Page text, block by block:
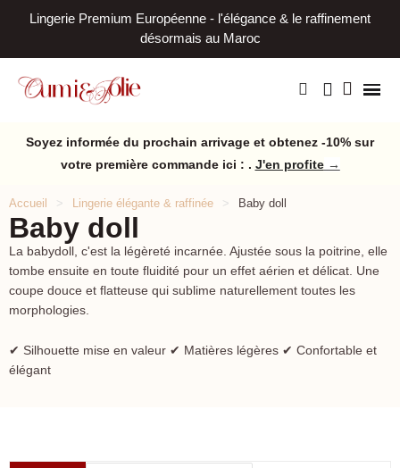
Lingerie Premium Européenne - l'élégance & le raffinement
désormais au Maroc
Soyez informée du prochain arrivage et obtenez -10% sur
votre première commande ici : . J'en profite →
Accueil Lingerie élégante & raffinée Baby doll
Baby doll
La babydoll, c'est la légèreté incarnée. Ajustée sous la poitrine, elle
tombe ensuite en toute fluidité pour un effet aérien et délicat. Une
coupe douce et flatteuse qui sublime naturellement toutes les
morphologies.
✔ Silhouette mise en valeur ✔ Matières légères ✔ Confortable et
élégant